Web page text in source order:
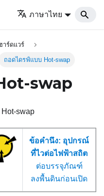
ภาษาไทย
ร์ดแวร์
ถอดไดรฟ์แบบ Hot-swap
swap
swap
ข้อคำนึง: อุปกรณ์
ที่ไวต่อไฟฟ้าสถิต
ต่อบรรจุภัณฑ์
ลงพื้นดินก่อนเปิด